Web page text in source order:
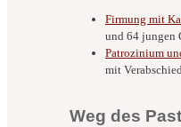
Firmung mit
und 64 jungen
Patrozinium
mit
Weg des